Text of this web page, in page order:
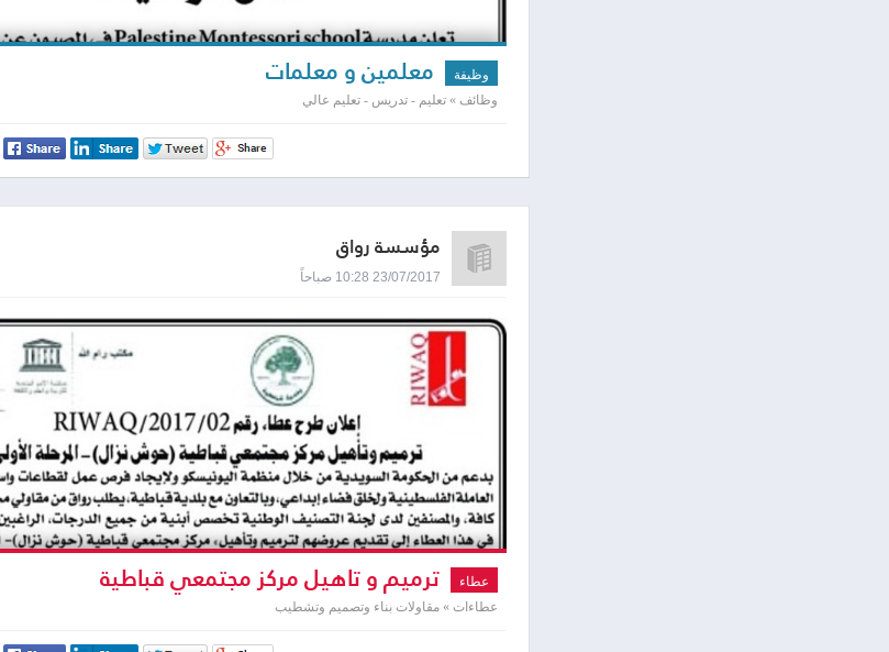
وظيفة معلمين و معلمات
وظائف » تعليم - تدريس - تعليم عالي
مؤسسة رواق
23/07/2017 10:28 صباحاً
عطاء ترميم و تاهيل مركز مجتمعي قباطية
عطاءات » مقاولات بناء وتصميم وتشطيب